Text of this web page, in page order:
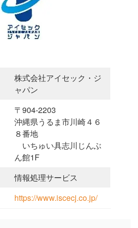
株式会社アイセック・ジ
ャパン
〒904-2203
沖縄県うるま市川崎４６
８番地
いちゅい具志川じんぶ
ん館1F
情報処理サービス
https://www.iscecj.co.jp/